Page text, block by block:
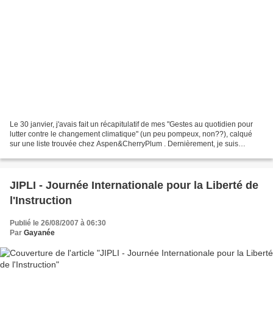
Le 30 janvier, j'avais fait un récapitulatif de mes "Gestes au quotidien pour
lutter contre le changement climatique" (un peu pompeux, non??), calqué
sur une liste trouvée chez Aspen&CherryPlum . Dernièrement, je suis
JIPLI - Journée Internationale pour la Liberté de
l'Instruction
Publié le 26/08/2007 à 06:30
Par Gayanée